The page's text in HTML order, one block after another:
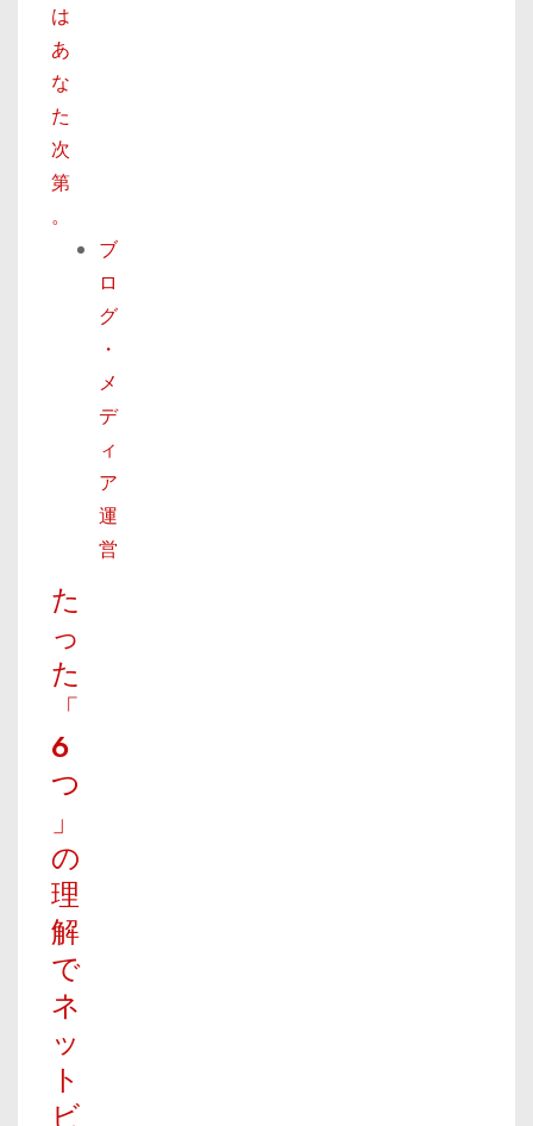
は
あ
な
た
次
第
。
ブ
ロ
グ
・
メ
デ
ィ
ア
運
営
た
っ
た
「
6
つ
」
の
理
解
で
ネ
ッ
ト
ビ